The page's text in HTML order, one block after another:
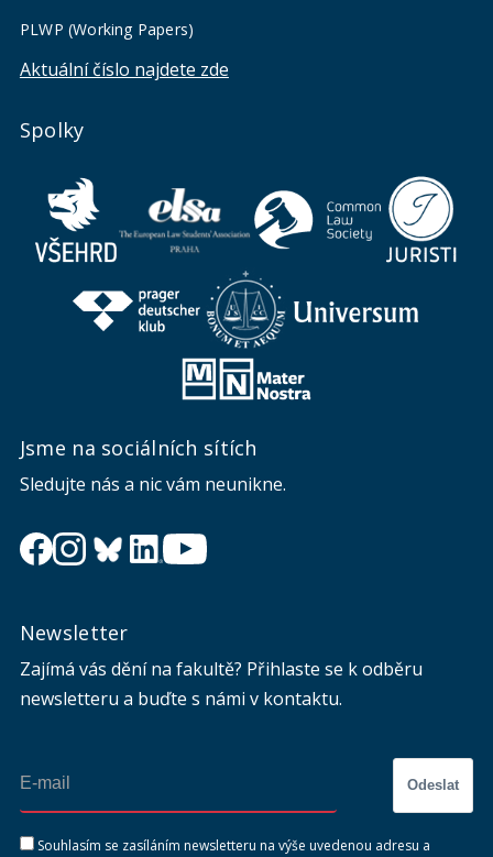
PLWP (Working Papers)
Aktuální číslo najdete zde
Spolky
Jsme na sociálních sítích
Sledujte nás a nic vám neunikne.
Newsletter
Zajímá vás dění na fakultě? Přihlaste se k odběru
newsletteru a buďte s námi v kontaktu.
Odeslat
Souhlasím se zasíláním newsletteru na výše uvedenou adresu a